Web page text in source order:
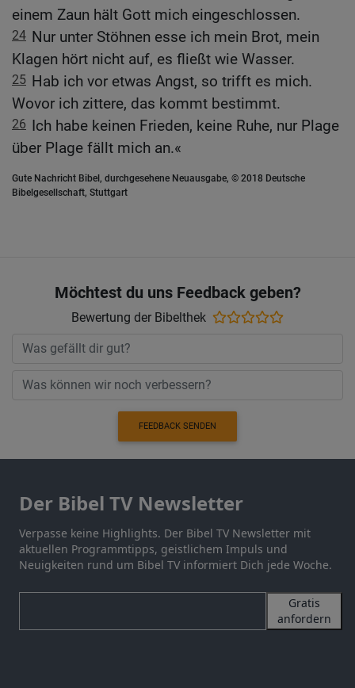
einem Zaun hält Gott mich eingeschlossen.
24 Nur unter Stöhnen esse ich mein Brot, mein
Klagen hört nicht auf, es fließt wie Wasser.
25 Hab ich vor etwas Angst, so trifft es mich.
Wovor ich zittere, das kommt bestimmt.
26 Ich habe keinen Frieden, keine Ruhe, nur Plage
über Plage fällt mich an.«
Gute Nachricht Bibel, durchgesehene Neuausgabe, © 2018 Deutsche
Bibelgesellschaft, Stuttgart
Möchtest du uns Feedback geben?
Bewertung der Bibelthek
FEEDBACK SENDEN
Der Bibel TV Newsletter
Verpasse keine Highlights. Der Bibel TV Newsletter mit
aktuellen Programmtipps, geistlichem Impuls und
Neuigkeiten rund um Bibel TV informiert Dich jede Woche.
Gratis
anfordern